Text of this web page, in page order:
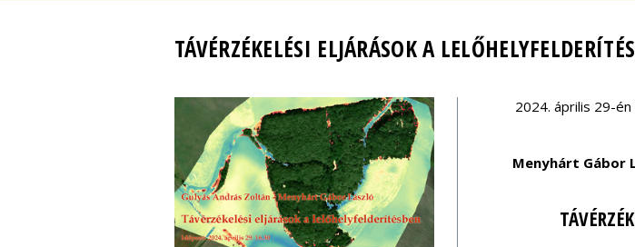
TÁVÉRZÉKELÉSI ELJÁRÁSOK A
2024. április 29-
Menyhárt Gábor